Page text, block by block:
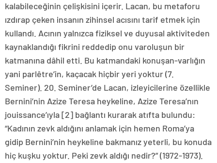
kalabileceğinin çelişkisini içerir. Lacan, bu metaforu
ızdırap çeken insanın zihinsel acısını tarif etmek için
kullandı. Acının yalnızca fiziksel ve duyusal aktiviteden
kaynaklandığı fikrini reddedip onu varoluşun bir
katmanına dâhil etti. Bu katmandaki konuşan-varlığın
yani parlêtre’in, kaçacak hiçbir yeri yoktur (7.
Seminer). 20. Seminer’de Lacan, izleyicilerine özellikle
Bernini’nin Azize Teresa heykeline, Azize Teresa’nın
jouissance’ıyla [2] bağlantı kurarak atıfta bulundu:
“Kadının zevk aldığını anlamak için hemen Roma’ya
gidip Bernini’nin heykeline bakmanız yeterli, bu konuda
hiç kuşku yoktur. Peki zevk aldığı nedir?” (1972-1973).